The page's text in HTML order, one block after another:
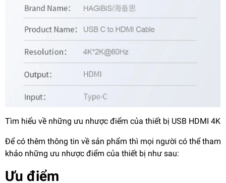
Tìm hiểu về những ưu nhược điểm của thiết bị USB HDMI 4K
Để có thêm thông tin về sản phẩm thì mọi người có thể tham
khảo những ưu nhược điểm của thiết bị như sau:
Ưu điểm